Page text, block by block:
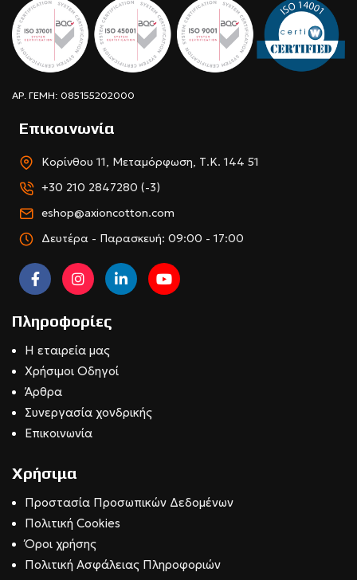
ΑΡ. ΓΕΜΗ: 085155202000
Επικοινωνία
Κορίνθου 11, Μεταμόρφωση, Τ.Κ. 144 51
+30 210 2847280 (-3)
eshop@axioncotton.com
Δευτέρα - Παρασκευή: 09:00 - 17:00
Πληροφορίες
Η εταιρεία μας
Χρήσιμοι Οδηγοί
Άρθρα
Συνεργασία χονδρικής
Επικοινωνία
Χρήσιμα
Προστασία Προσωπικών Δεδομένων
Πολιτική Cookies
Όροι χρήσης
Πολιτική Ασφάλειας Πληροφοριών